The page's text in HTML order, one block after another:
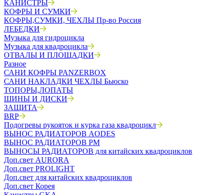
КАНИСТРЫ
КОФРЫ И СУМКИ
КОФРЫ,СУМКИ, ЧЕХЛЫ Пр-во Россия
ЛЕБЕДКИ
Музыка для гидроцикла
Музыка для квадроцикла
ОТВАЛЫ И ПЛОЩАДКИ
Разное
САНИ КОФРЫ PANZERBOX
САНИ НАКЛАДКИ ЧЕХЛЫ Бьюско
ТОПОРЫ,ЛОПАТЫ
ШИНЫ И ДИСКИ
ЗАЩИТА
BRP
Подогревы рукояток и курка газа квадроцикл
ВЫНОС РАДИАТОРОВ AODES
ВЫНОС РАДИАТОРОВ РМ
ВЫНОСЫ РАДИАТОРОВ для китайских квадроциклов
Доп.свет AURORA
Доп.свет PROLIGHT
Доп.свет для китайских квадроциклов
Доп.свет Корея